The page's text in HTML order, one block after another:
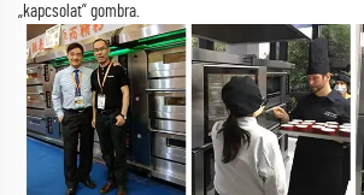
„kapcsolat” gombra.